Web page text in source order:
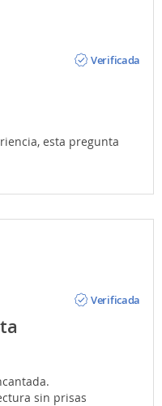
Verificada
esta pregunta
Verificada
sin prisas